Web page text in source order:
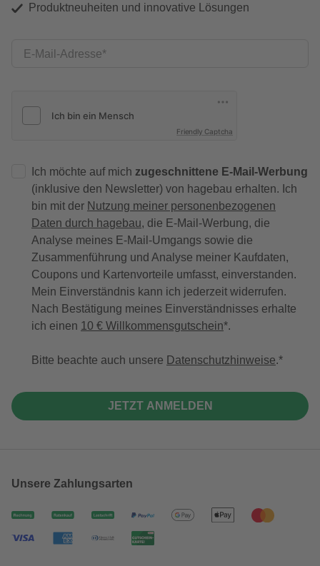
Produktneuheiten und innovative Lösungen
E-Mail-Adresse
Friendly Captcha
Ich möchte auf mich zugeschnittene E-Mail-Werbung
(inklusive den Newsletter) von hagebau erhalten. Ich
bin mit der Nutzung meiner personenbezogenen
Daten durch hagebau, die E-Mail-Werbung, die
Analyse meines E-Mail-Umgangs sowie die
Zusammenführung und Analyse meiner Kaufdaten,
Coupons und Kartenvorteile umfasst, einverstanden.
Mein Einverständnis kann ich jederzeit widerrufen.
Nach Bestätigung meines Einverständnisses erhalte
ich einen 10 € Willkommensgutschein*.
Bitte beachte auch unsere Datenschutzhinweise.
JETZT ANMELDEN
Unsere Zahlungsarten